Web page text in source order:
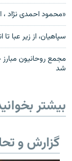
«محمود احمدی نژاد ،
سپاهيان، از زير عبا تا
مجمع روحانیون
شد
بیشتر
گزارش و